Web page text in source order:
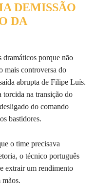
DEMISSÃO
DA
dramáticos porque não
mais controversa do
abrupta de Filipe Luís.
torcida na transição do
do comando
bastidores.
o time precisava
o técnico português
extrair um rendimento
mãos.